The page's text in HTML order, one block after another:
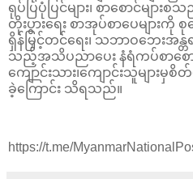
ရုပ်ပြပုံပြင်များ၊ စာစောင်မျာ
တိုးပွားရေး စာအုပ်စာပေများကို
ရှိန်မြှင့်တင်ရေး၊ သဘာဝ‌ဘေးအန္
သည့်အသိပညာပေး နံရံကပ်စာစော
ကျောင်းသား၊ကျောင်းသူများမှ
ခဲ့ကြောင်း သိရသည်။
https://t.me/